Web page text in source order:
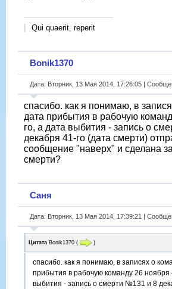
Qui quaerit, reperit
Bonik1370
Дата: Вторник, 13 Мая 2014, 17:26:05 |
спасибо. как я понимаю, в
дата прибытия в рабочую
го, а дата выбития - запись о
декабря 41-го (дата смерти)
сообщение "наверх" и сделана
смерти?
Саня
Дата: Вторник, 13 Мая 2014, 17:39:21 |
Цитата Bonik1370 ( )
спасибо. как я понимаю, в записях о
прибытия в рабочую команду 26 ноября
выбития - запись о смерти №131 и 8